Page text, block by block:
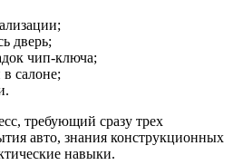
дверь;
чип-ключа;
салоне;
требующий сразу трех
авто, знания конструкционных
навыки.